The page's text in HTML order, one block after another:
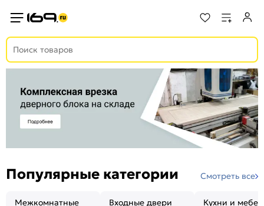
Популярные категории Смотреть все
Межкомнатные
Входные двери Кухни и